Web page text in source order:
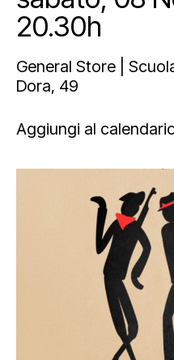
Educational
Art Bonus
Mediahub
Open tools
Blog
Orari e
20.30h
General Store |
Dora, 49
Aggiungi al